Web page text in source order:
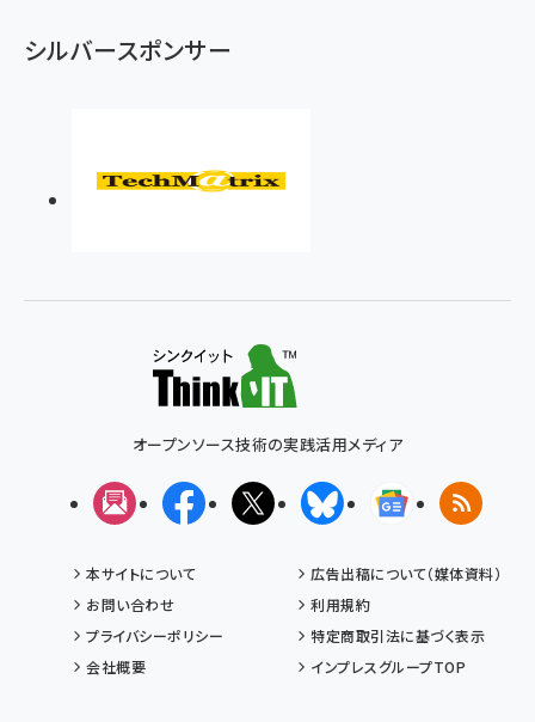
シルバースポンサー
オープンソース技術の実践活用メディア
メルマガFacebookX(エックス)BlueskyGoogleニュ
RSS
本サイトについて
広告出稿について（媒体資料）
お問い合わせ
利用規約
プライバシーポリシー
特定商取引法に基づく表示
会社概要
インプレスグループTOP